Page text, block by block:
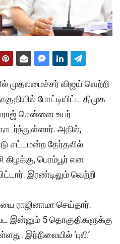
முதலமைச்சர் விஜய் வெற்றி
போட்டியிட்ட திமுக
சென்னை உயர்
அதில்,
சட்டமன்ற தேர்தலில்
கிழக்கு, பெரம்பூர் என
இரண்டிலும் வெற்றி
ராஜினாமா செய்தார்.
இன்னும் 5 தொகுதிகளுக்கு
இந்நிலையில் ‘புலி’